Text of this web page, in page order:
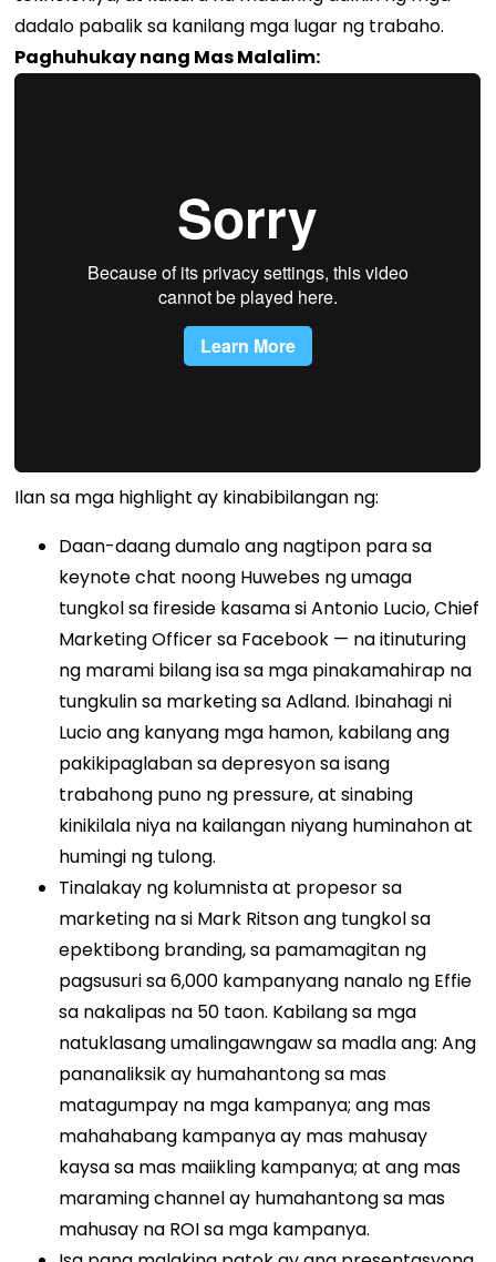
dadalo pabalik sa kanilang mga lugar ng trabaho.
Paghuhukay nang Mas Malalim:
Ilan sa mga highlight ay kinabibilangan ng:
Daan-daang dumalo ang nagtipon para sa
keynote chat noong Huwebes ng umaga
tungkol sa fireside kasama si Antonio Lucio, Chief
Marketing Officer sa Facebook — na itinuturing
ng marami bilang isa sa mga pinakamahirap na
tungkulin sa marketing sa Adland. Ibinahagi ni
Lucio ang kanyang mga hamon, kabilang ang
pakikipaglaban sa depresyon sa isang
trabahong puno ng pressure, at sinabing
kinikilala niya na kailangan niyang huminahon at
humingi ng tulong.
Tinalakay ng kolumnista at propesor sa
marketing na si Mark Ritson ang tungkol sa
epektibong branding, sa pamamagitan ng
pagsusuri sa 6,000 kampanyang nanalo ng Effie
sa nakalipas na 50 taon. Kabilang sa mga
natuklasang umalingawngaw sa madla ang: Ang
pananaliksik ay humahantong sa mas
matagumpay na mga kampanya; ang mas
mahahabang kampanya ay mas mahusay
kaysa sa mas maiikling kampanya; at ang mas
maraming channel ay humahantong sa mas
mahusay na ROI sa mga kampanya.